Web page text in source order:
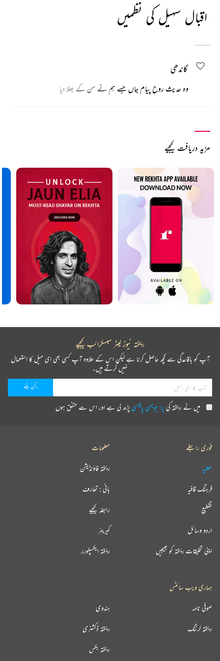
اقبال سہیل کی نظمیں
گاندھی
وہ حدیث روح پیام جاں جسے ہم نے سن کے بھلا دیا
مزید دریافت کیجیے
ریختہ نیوز لیٹر سبسکرائب کیجیے
آپ کو باقاعدگی سے کچھ حاصل کرنا ہے لیکن اس کے علاوہ آپ کسی بھی ای میل کا استعمال
نہیں کرتے ہیں۔
میں نے ریختہ کیپرائیویسی پالیسیپڑھ لی ہے اور اس سے متفق ہوں
فوری رابطے
عطیہ
فرہنگ قافیہ
تقطیع
اردو وسائل
اپنی تخلیقات ریختہ کو بھیجیں
معلومات
ریختہ فاؤنڈیشن
بانی : تعارف
رابطہ کیجیے
کیریئر
ریختہ ایکسپلورر
ہماری ویب سائٹس
ہندوی صوفی نامہ
ریختہ ڈکشنری ریختہ لرننگ
ریختہ بکس